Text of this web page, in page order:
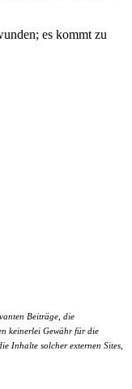
es kommt zu
Beiträge, die
keinerlei Gewähr für die
Inhalte solcher externen Sites,